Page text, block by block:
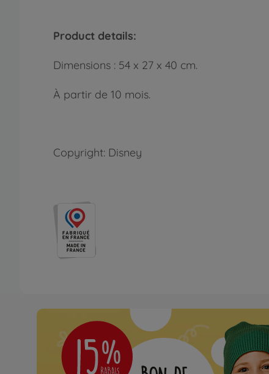
Product details:
Dimensions : 54 x 27 x 40 cm.
À partir de 10 mois.
Copyright: Disney